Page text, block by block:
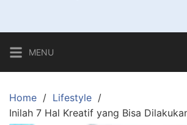
MENU
Home
Lifestyle
Inilah 7 Hal Kreatif yang Bisa